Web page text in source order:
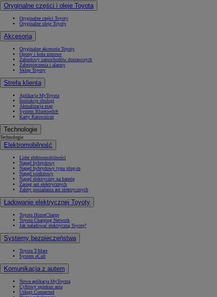
Oryginalne części i oleje Toyota
Oryginalne części Toyoty
Oryginalne oleje Toyoty
Akcesoria
Oryginalne akcesoria Toyoty
Opony i koła zimowe
Zabudowy samochodów dostawczych
Zabezpieczenia i alarmy
Sklep Toyoty
Strefa klienta
Aplikacja MyToyota
Instrukcje obsługi
Aktualizacja map
System Bluetooth®
Karty Ratownicze
Technologie
Technologie
Elektromobilność
Lider elektromobilności
Napęd hybrydowy
Napęd hybrydowy typu plug-in
Napęd wodorowy
Napęd elektryczny na baterię
Zasięg aut elektrycznych
Zalety posiadania aut elektrycznych
Ładowanie elektrycznej Toyoty
Toyota HomeCharge
Toyota Charging Network
Jak naładować elektryczną Toyotę?
Systemy bezpieczeństwa
Toyota T-Mate
System eCall
Komunikacja z autem
Nowa aplikacja MyToyota
Cyfrowy opiekun auta
Usługi Connected